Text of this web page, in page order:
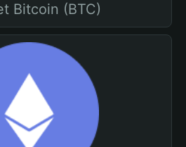
Bitcoin (BTC)